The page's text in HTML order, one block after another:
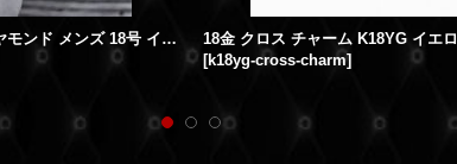
喜平リング K18 ダイヤモンド メンズ 18号 イエローゴールド
18金 クロス チャーム K18YG イエ
[k18yg-cross-charm]